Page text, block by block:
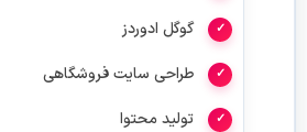
گوگل ادوردز
طراحی سایت فروشگاهی
تولید محتوا